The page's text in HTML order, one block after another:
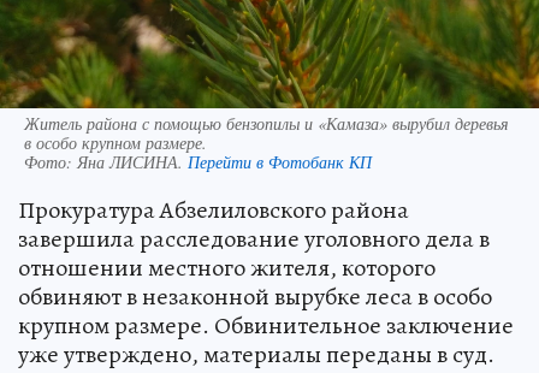
Житель района с помощью бензопилы и «Камаза» вырубил деревья
в особо крупном размере.
Фото:Яна ЛИСИНА. Перейти в Фотобанк КП
Прокуратура Абзелиловского района
завершила расследование уголовного дела в
отношении местного жителя, которого
обвиняют в незаконной вырубке леса в особо
крупном размере. Обвинительное заключение
уже утверждено, материалы переданы в суд.